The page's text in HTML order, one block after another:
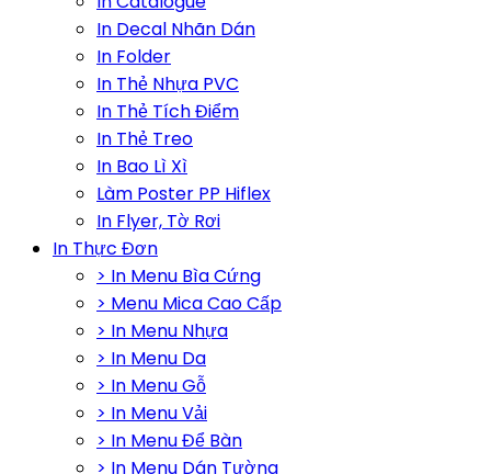
In Decal Nhãn Dán
In Folder
In Thẻ Nhựa PVC
In Thẻ Tích Điểm
In Thẻ Treo
In Bao Lì Xì
Làm Poster PP Hiflex
In Flyer, Tờ Rơi
In Thực Đơn
> In Menu Bìa Cứng
> Menu Mica Cao Cấp
> In Menu Nhựa
> In Menu Da
> In Menu Gỗ
> In Menu Vải
> In Menu Để Bàn
> In Menu Dán Tường